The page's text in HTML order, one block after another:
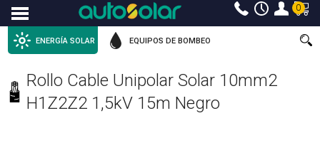
Menu 0
ENERGÍA SOLAR EQUIPOS DE BOMBEO
Rollo Cable Unipolar Solar 10mm2
H1Z2Z2 1,5kV 15m Negro